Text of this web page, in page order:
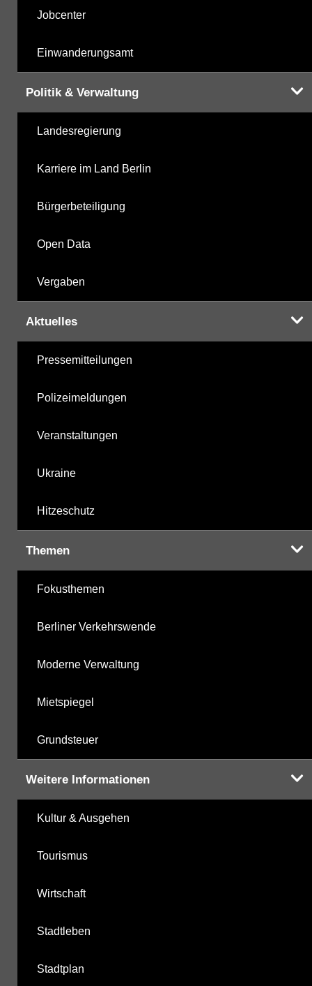
Jobcenter
Einwanderungsamt
Politik & Verwaltung
Landesregierung
Karriere im Land Berlin
Bürgerbeteiligung
Open Data
Vergaben
Aktuelles
Pressemitteilungen
Polizeimeldungen
Veranstaltungen
Ukraine
Hitzeschutz
Themen
Fokusthemen
Berliner Verkehrswende
Moderne Verwaltung
Mietspiegel
Grundsteuer
Weitere Informationen
Kultur & Ausgehen
Tourismus
Wirtschaft
Stadtleben
Stadtplan